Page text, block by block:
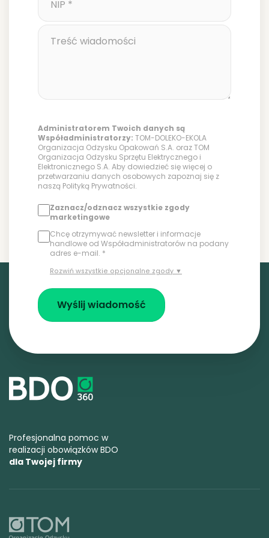
Administratorem Twoich danych są
Współadministratorzy: TOM-DOLEKO-EKOLA
Organizacja Odzysku Opakowań S.A. oraz TOM
Organizacja Odzysku Sprzętu Elektrycznego i
Elektronicznego S.A. Aby dowiedzieć się więcej o
przetwarzaniu danych osobowych zapoznaj się z
naszą Polityką Prywatności.
Zaznacz/odznacz wszystkie zgody
marketingowe
Chcę otrzymywać newsletter i informacje
handlowe od Współadministratorów na podany
adres e-mail. *
Rozwiń wszystkie opcjonalne zgody ▼
Profesjonalna pomoc w
realizacji obowiązków BDO
dla Twojej firmy